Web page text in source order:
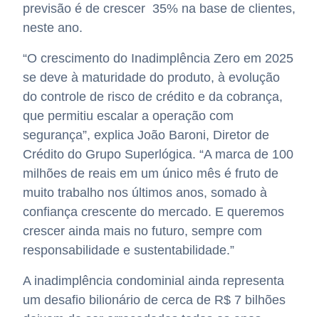
previsão é de crescer 35% na base de clientes,
neste ano.
“O crescimento do Inadimplência Zero em 2025
se deve à maturidade do produto, à evolução
do controle de risco de crédito e da cobrança,
que permitiu escalar a operação com
segurança”, explica João Baroni, Diretor de
Crédito do Grupo Superlógica. “A marca de 100
milhões de reais em um único mês é fruto de
muito trabalho nos últimos anos, somado à
confiança crescente do mercado. E queremos
crescer ainda mais no futuro, sempre com
responsabilidade e sustentabilidade.”
A inadimplência condominial ainda representa
um desafio bilionário de cerca de R$ 7 bilhões